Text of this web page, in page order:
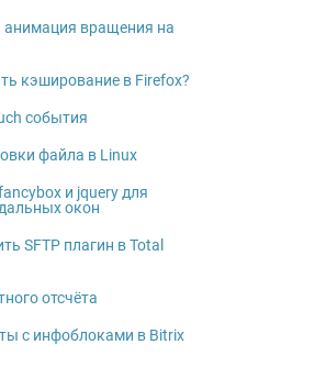
анимация вращения на
кэширование в Firefox?
события
файла в Linux
и jquery для
окон
SFTP плагин в Total
отсчёта
с инфоблоками в Bitrix